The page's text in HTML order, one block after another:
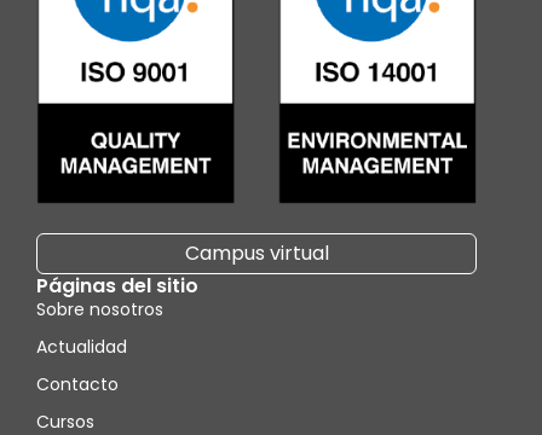
Campus virtual
Páginas del sitio
Sobre nosotros
Actualidad
Contacto
Cursos